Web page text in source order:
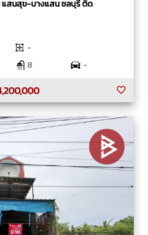
สนสุข-บางแสน ชลบุรี ติด
-
8
-